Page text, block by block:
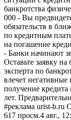
банкротства
000 - Вы
обязательств в
по кредитным
на погашение
- Банки начинают
Оставьте заявку
эксперта по
влечет негативные
получение кредита
лет.
#реклама urist-b.ru
617 просм.4 авг.,